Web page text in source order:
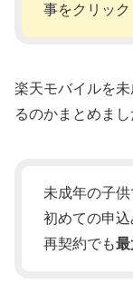
事をクリック
楽天モバイルを
るのかまとめまし
未成年の子供
初めての申込
再契約でも最